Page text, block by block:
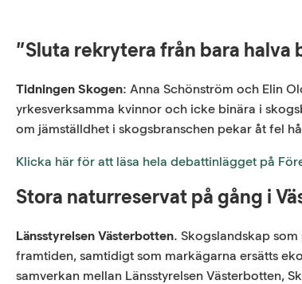
”Sluta rekrytera från bara halva
Tidningen Skogen: Anna Schönström och Elin
yrkesverksamma kvinnor och icke binära i
om jämställdhet i skogsbranschen pekar åt fel
Klicka här för att läsa hela debattinlägget på
Stora naturreservat på gång i
Länsstyrelsen Västerbotten. Skogslandskap
framtiden, samtidigt som markägarna ersätts
samverkan mellan Länsstyrelsen Västerbotten,